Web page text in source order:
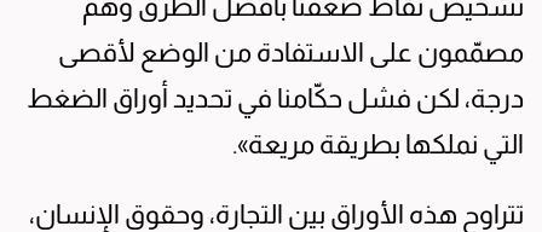
تشخيص نقاط ضعفنا بأفضل الطرق وهم
مصمّمون على الاستفادة من الوضع لأقصى
درجة، لكن فشل حكّامنا في تحديد أوراق الضغط
التي نملكها بطريقة مريعة».
تتراوح هذه الأوراق بين التجارة، وحقوق الإنسان،